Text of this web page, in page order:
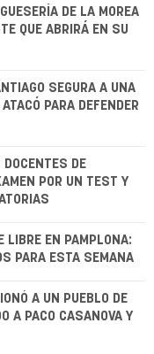
DE LA MOREA
QUE ABRIRÁ EN SU
SEGURA A UNA
PARA DEFENDER
DE
POR UN TEST Y
LIBRE EN PAMPLONA:
PARA ESTA SEMANA
A UN PUEBLO DE
A PACO CASANOVA Y